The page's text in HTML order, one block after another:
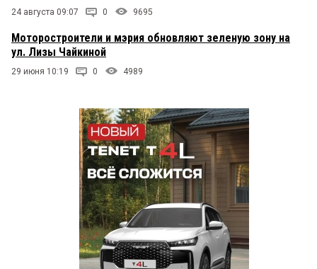
24 августа 09:07 0 9695
Моторостроители и мэрия обновляют зеленую зону на
ул. Лизы Чайкиной
29 июня 10:19 0 4989